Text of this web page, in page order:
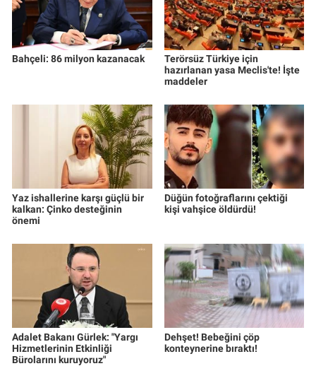
Bahçeli: 86 milyon kazanacak
Terörsüz Türkiye için
hazırlanan yasa Meclis'te! İşte
maddeler
Yaz ishallerine karşı güçlü bir
kalkan: Çinko desteğinin
önemi
Düğün fotoğraflarını çektiği
kişi vahşice öldürdü!
Adalet Bakanı Gürlek: "Yargı
Hizmetlerinin Etkinliği
Bürolarını kuruyoruz"
Dehşet! Bebeğini çöp
konteynerine bıraktı!